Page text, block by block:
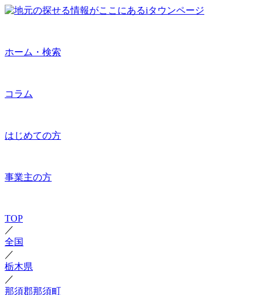
ホーム・検索
コラム
はじめての方
事業主の方
TOP
／
全国
／
栃木県
／
那須郡那須町